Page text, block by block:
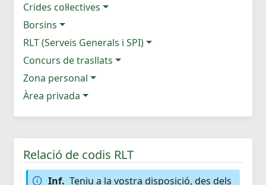
Crides col·lectives
Borsins
RLT (Serveis Generals i SPI)
Concurs de trasllats
Zona personal
Àrea privada
Relació de codis RLT
Inf. Teniu a la vostra disposició, des dels